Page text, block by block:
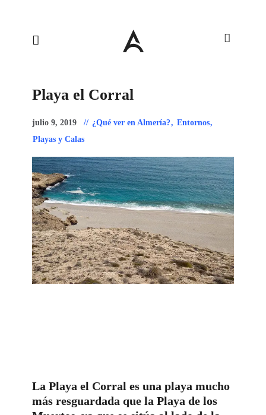
Playa el Corral
julio 9, 2019 ¿Qué ver en Almería?, Entornos,
Playas y Calas
La Playa el Corral es una playa mucho
más resguardada que la Playa de los